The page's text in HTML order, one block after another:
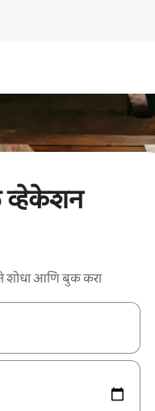
व्हेकेशन
शोधा आणि बुक करा
वरच्या आणि खाली बाणांच्या